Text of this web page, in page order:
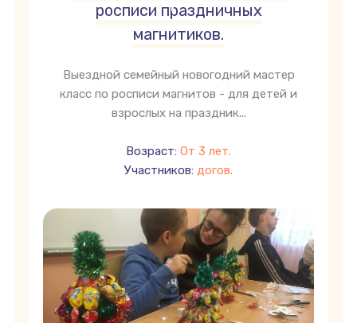
росписи праздничных
магнитиков.
Выездной семейный новогодний мастер
класс по росписи магнитов - для детей и
взрослых на праздник...
Возраст: От 3 лет.
Участников: догов.